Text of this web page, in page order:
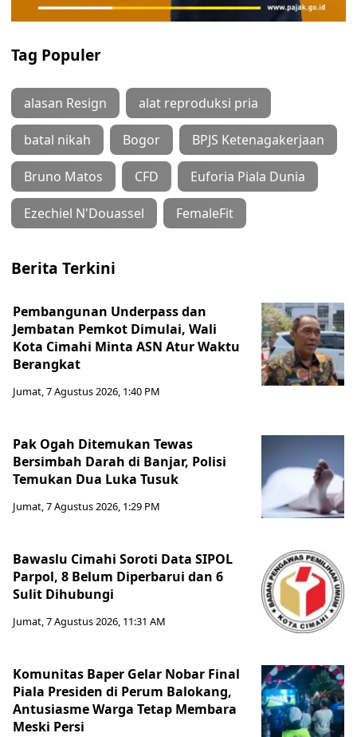
Tag Populer
alasan Resign alat reproduksi pria
batal nikah Bogor BPJS Ketenagakerjaan
Bruno Matos CFD Euforia Piala Dunia
Ezechiel N'Douassel FemaleFit
Berita Terkini
Pembangunan Underpass dan
Jembatan Pemkot Dimulai, Wali
Kota Cimahi Minta ASN Atur Waktu
Berangkat
Jumat, 7 Agustus 2026, 1:40 PM
Pak Ogah Ditemukan Tewas
Bersimbah Darah di Banjar, Polisi
Temukan Dua Luka Tusuk
Jumat, 7 Agustus 2026, 1:29 PM
Bawaslu Cimahi Soroti Data SIPOL
Parpol, 8 Belum Diperbarui dan 6
Sulit Dihubungi
Jumat, 7 Agustus 2026, 11:31 AM
Komunitas Baper Gelar Nobar Final
Piala Presiden di Perum Balokang,
Antusiasme Warga Tetap Membara
Meski Persi